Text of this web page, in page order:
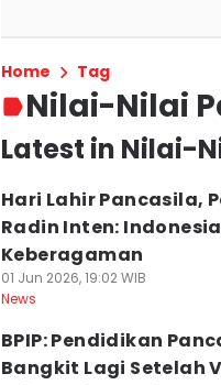
Home Tag
Nilai-Nilai
Latest in Nilai-
Hari Lahir Pancasila,
Radin Inten:
Keberagaman
01 Jun 2026, 19:02 WIB
News
BPIP: Pendidikan
Bangkit Lagi Setelah